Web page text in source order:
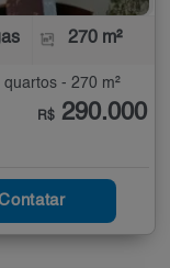
270 m²
- 270 m²
R$ 290.000